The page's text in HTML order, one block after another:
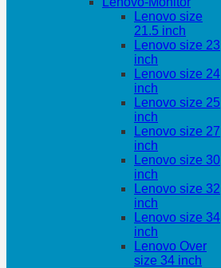
Lenovo size
21.5 inch
Lenovo size 23
inch
Lenovo size 24
inch
Lenovo size 25
inch
Lenovo size 27
inch
Lenovo size 30
inch
Lenovo size 32
inch
Lenovo size 34
inch
Lenovo Over
size 34 inch